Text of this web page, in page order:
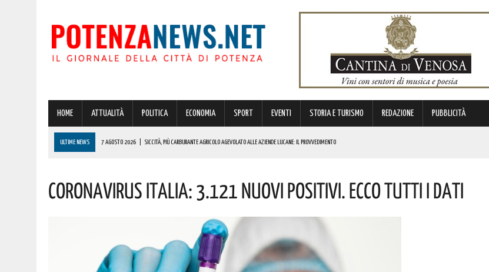
HOME ATTUALITÀ POLITICA ECONOMIA SPORT EVENTI STORIA E TURISMO REDAZIONE PUBBLICITÀ
ULTIME NEWS 7 AGOSTO 2026 SICCITÀ, PIÙ CARBURANTE AGRICOLO AGEVOLATO ALLE AZIENDE LUCANE: IL PROVVEDIMENTO
7 AGOSTO 2026 MOSTRA “CARAVAGGIO. NARCISO, IL MITO DI UN CAPOLAVORO” A POTENZA: APT BASILICATA LANCIA LA MANIFESTAZIONE DI INTERESSE PER TOUR OPERATOR, AGENZIE E GUIDE TURISTICHE. I
STRAGE DI MARCINELLE, VIVO IL RICORDO DEL SACRIFICIO DEI LUCANI 70 ANNI DOPO: QUESTO L’OMAGGIO
Coronavirus Italia: 3.121 Nuovi Positivi. Ecco Tutti I Dati